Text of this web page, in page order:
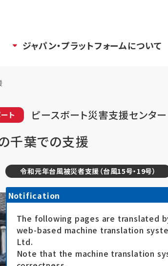
ジャパン・プラットフォームについて
ト ピースボート災害支援センター
千葉での支援
令和元年台風被災者支援（台風15号・19号）
Notification
The following pages are translated
web-based machine translation
Ltd.
Note that the machine translation